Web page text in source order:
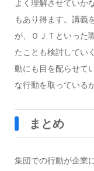
よく理解させていか
もあり得ます。 講義
が、ＯＪＴといった
たことも検討してい
動にも目を配らせて
な行動を取っている
まとめ
集団での行動が企業